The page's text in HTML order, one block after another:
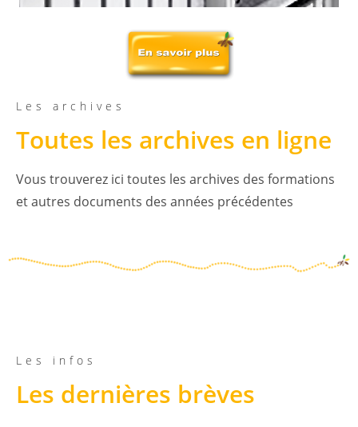
Les archives
Toutes les archives en ligne
Vous trouverez ici toutes les archives des formations
et autres documents des années précédentes
Les infos
Les dernières brèves